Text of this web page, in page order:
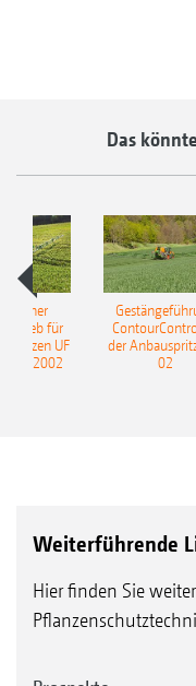
Das
für
UF
UF 2002
der
02
Weiterführende
Hier finden Sie